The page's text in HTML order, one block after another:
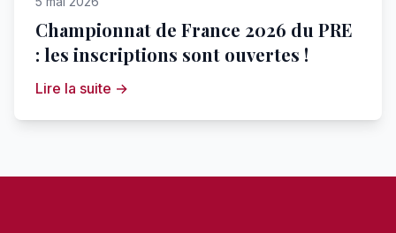
Championnat de France 2026 du PRE
: les inscriptions sont ouvertes !
Lire la suite →